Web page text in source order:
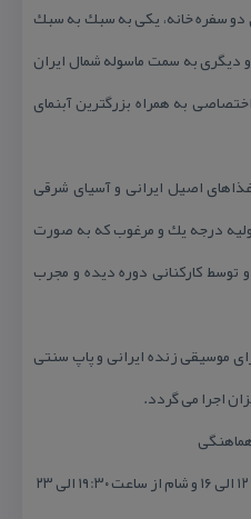
دو سفره خانه، یكی به سبك به سبك
دیگری به سمت ماسوله شمال ایران
به همراه بزرگترین آبنمای
اصیل ایرانی و آسیای شرقی
درجه یك و مرغوب كه به صورت
كاركنانی دوره دیده و مجرب
موسیقی زنده ایرانی و پاپ سنتی
اجرا می گردد.